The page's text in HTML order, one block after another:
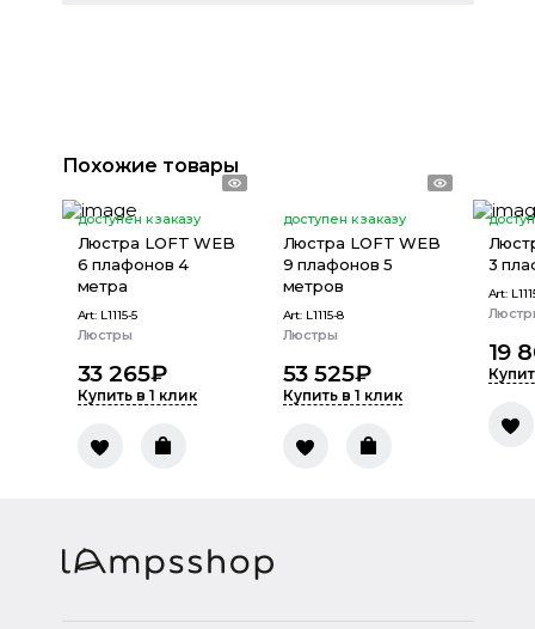
Похожие товары
доступен к заказу
Люстра LOFT WEB
6 плафонов 4
метра
Art: L1115-5
Люстры
33 265₽
Купить в 1 клик
доступен к заказу
Люстра LOFT WEB
9 плафонов 5
метров
Art: L1115-8
Люстры
53 525₽
Купить в 1 клик
3
Art:
19